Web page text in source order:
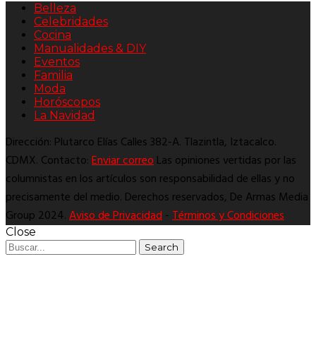
Belleza
Celebridades
Cocina
Manualidades & DIY
Eventos
Familia
Moda
Horóscopos
La Navidad
Dirección: Plutarco Elías Calles 382-A. Tlazintla, Iztacalco.
CDMX. Contacto:Enviar correoLas opiniones vertidas por las
columnistas en los artículos son responsabilidad de ellas y no
precisamente del medio. Derechos reservados, De Armas Media
Group 2024.Aviso de Privacidad-Términos y Condiciones
Close